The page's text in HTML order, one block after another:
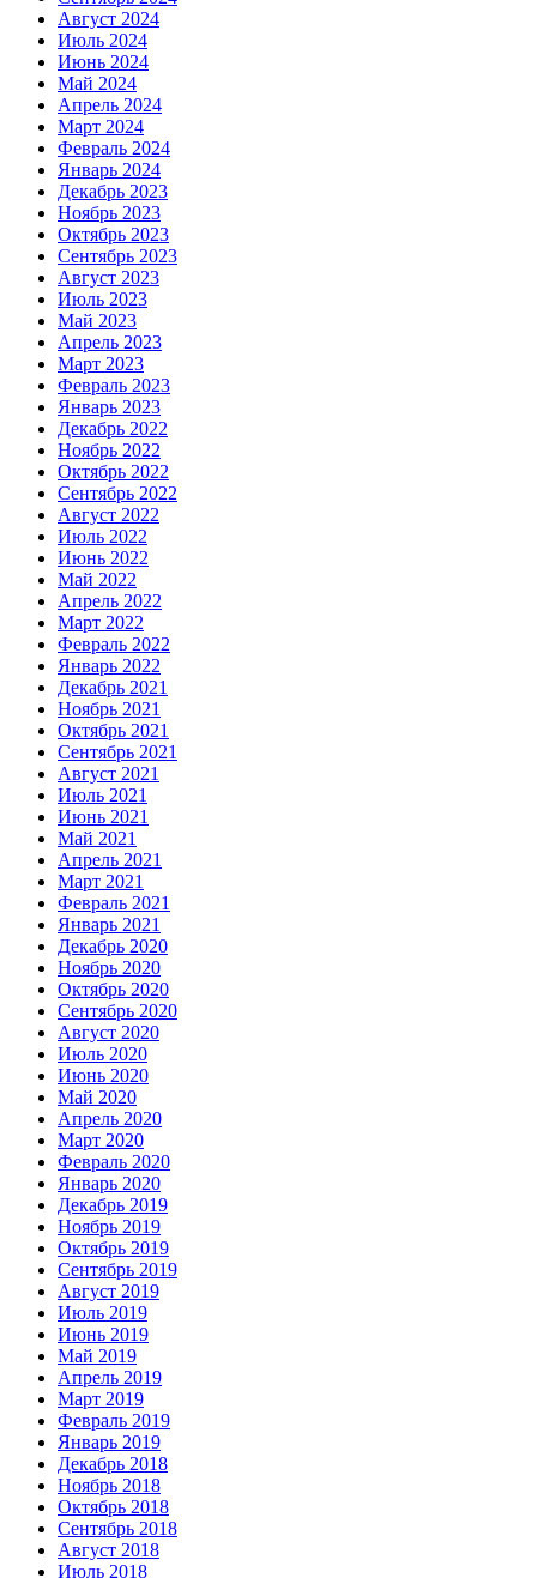
Август 2024
Июль 2024
Июнь 2024
Май 2024
Апрель 2024
Март 2024
Февраль 2024
Январь 2024
Декабрь 2023
Ноябрь 2023
Октябрь 2023
Сентябрь 2023
Август 2023
Июль 2023
Май 2023
Апрель 2023
Март 2023
Февраль 2023
Январь 2023
Декабрь 2022
Ноябрь 2022
Октябрь 2022
Сентябрь 2022
Август 2022
Июль 2022
Июнь 2022
Май 2022
Апрель 2022
Март 2022
Февраль 2022
Январь 2022
Декабрь 2021
Ноябрь 2021
Октябрь 2021
Сентябрь 2021
Август 2021
Июль 2021
Июнь 2021
Май 2021
Апрель 2021
Март 2021
Февраль 2021
Январь 2021
Декабрь 2020
Ноябрь 2020
Октябрь 2020
Сентябрь 2020
Август 2020
Июль 2020
Июнь 2020
Май 2020
Апрель 2020
Март 2020
Февраль 2020
Январь 2020
Декабрь 2019
Ноябрь 2019
Октябрь 2019
Сентябрь 2019
Август 2019
Июль 2019
Июнь 2019
Май 2019
Апрель 2019
Март 2019
Февраль 2019
Январь 2019
Декабрь 2018
Ноябрь 2018
Октябрь 2018
Сентябрь 2018
Август 2018
Июль 2018